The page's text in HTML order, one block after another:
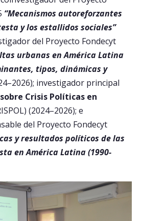
“Mecanismos autoreforzantes
y los estallidos sociales”
del Proyecto Fondecyt
urbanas en América Latina
tipos, dinámicas y
investigador principal
Crisis Políticas en
(2024–2026); e
del Proyecto Fondecyt
y resultados políticos de las
en América Latina (1990-